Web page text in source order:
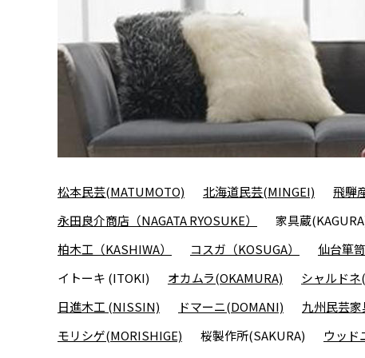
松本民芸(MATUMOTO) 北海道民芸(MINGEI) 飛騨
永田良介商店（NAGATA RYOSUKE）
家具蔵
柏木工（KASHIWA）
コスガ（KOSUGA） 仙台箪
イトーキ (ITOKI)
オカムラ(OKAMURA) シャルドネ
日進木工 (NISSIN)
ドマーニ(DOMANI) 九州民芸
モリシゲ(MORISHIGE)
桜製作所(SAKURA)
ウッド